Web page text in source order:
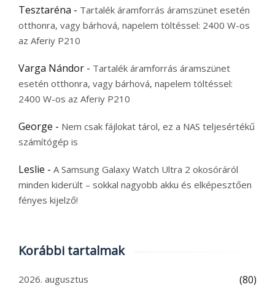
Tesztaréna - Tartalék áramforrás áramszünet esetén
otthonra, vagy bárhová, napelem töltéssel: 2400 W-os
az Aferiy P210
Varga Nándor - Tartalék áramforrás áramszünet
esetén otthonra, vagy bárhová, napelem töltéssel:
2400 W-os az Aferiy P210
George - Nem csak fájlokat tárol, ez a NAS teljesértékű
számítógép is
Leslie - A Samsung Galaxy Watch Ultra 2 okosóráról
minden kiderült – sokkal nagyobb akku és elképesztően
fényes kijelző!
Korábbi tartalmak
2026. augusztus (80)